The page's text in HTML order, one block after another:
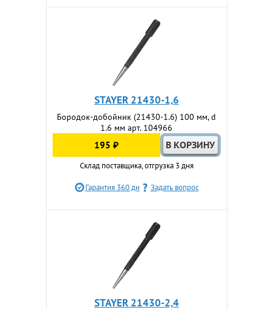
STAYER 21430-1,6
Бородок-добойник (21430-1.6) 100 мм, d
1.6 мм арт. 104966
195 ₽
Склад поставщика, отгрузка 3 дня
Гарантия 360 дн Задать вопрос
STAYER 21430-2,4